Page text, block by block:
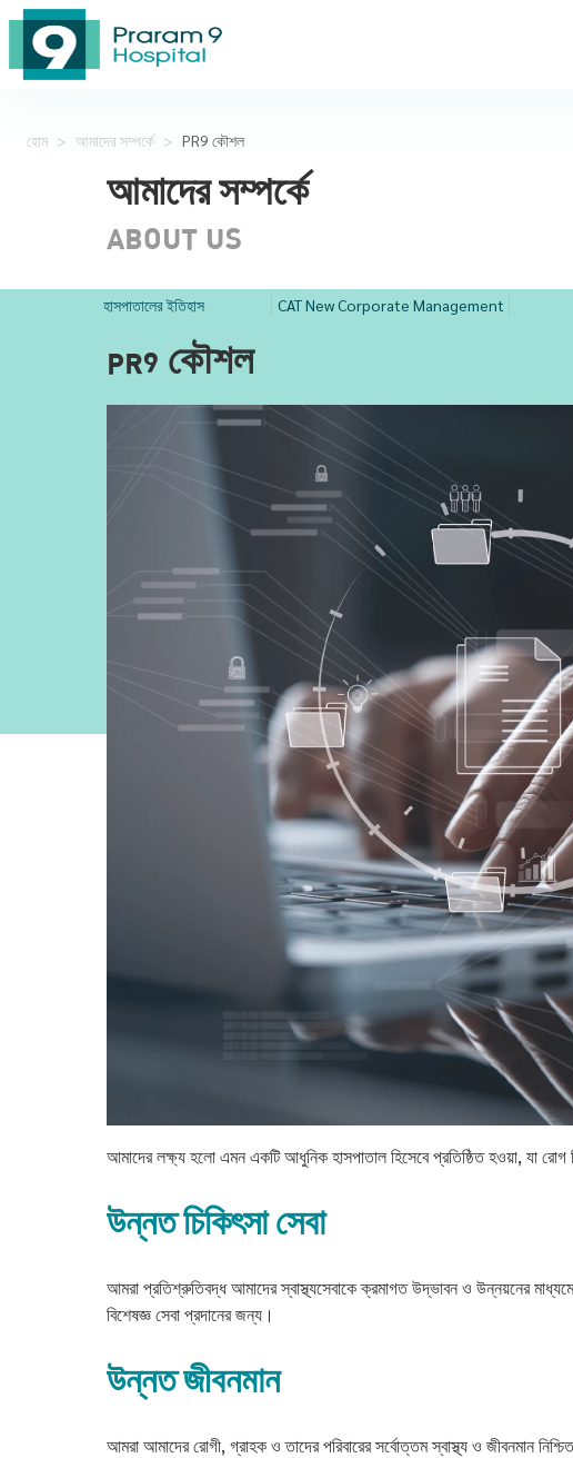
হোম > আমাদের সম্পর্কে > PR9 কৌশল
আমাদের সম্পর্কে
ABOUT US
হাসপাতালের ইতিহাস CAT New Corporate Management
PR9 কৌশল
আমাদের লক্ষ্য হলো এমন একটি আধুনিক হাসপাতাল হিসেবে প্রতিষ্ঠিত হওয়া, যা
উন্নত চিকিৎসা সেবা
আমরা প্রতিশ্রুতিবদ্ধ আমাদের স্বাস্থ্যসেবাকে ক্রমাগত উদ্ভাবন ও উন্নয়নের
বিশেষজ্ঞ সেবা প্রদানের জন্য।
উন্নত জীবনমান
আমরা আমাদের রোগী, গ্রাহক ও তাদের পরিবারের সর্বোত্তম স্বাস্থ্য ও জীবনমান